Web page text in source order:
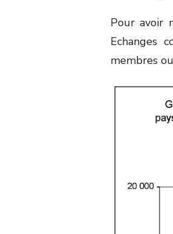
Pour avoir
Echanges
membres